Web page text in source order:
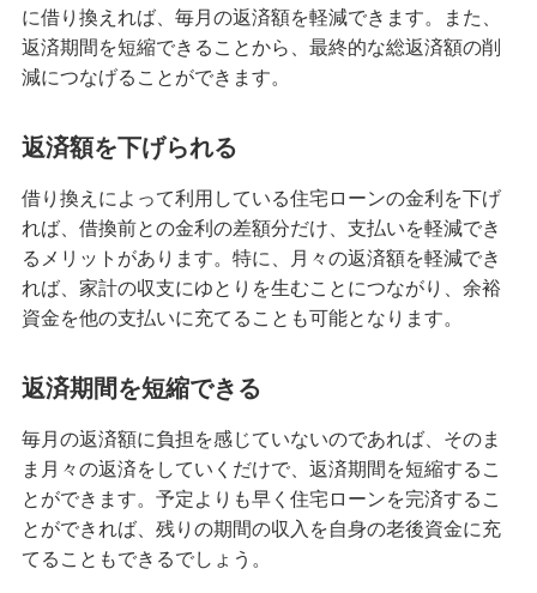
みずほ銀行について
に借り換えれば、毎月の返済額を軽減できます。また、
返済期間を短縮できることから、最終的な総返済額の削
減につなげることができます。
返済額を下げられる
借り換えによって利用している住宅ローンの金利を下げ
れば、借換前との金利の差額分だけ、支払いを軽減でき
るメリットがあります。特に、月々の返済額を軽減でき
れば、家計の収支にゆとりを生むことにつながり、余裕
資金を他の支払いに充てることも可能となります。
返済期間を短縮できる
毎月の返済額に負担を感じていないのであれば、そのま
ま月々の返済をしていくだけで、返済期間を短縮するこ
とができます。予定よりも早く住宅ローンを完済するこ
とができれば、残りの期間の収入を自身の老後資金に充
てることもできるでしょう。